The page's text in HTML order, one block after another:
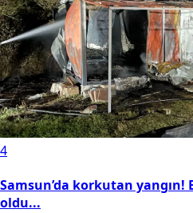
4
Samsun’da korkutan yangın!
oldu...